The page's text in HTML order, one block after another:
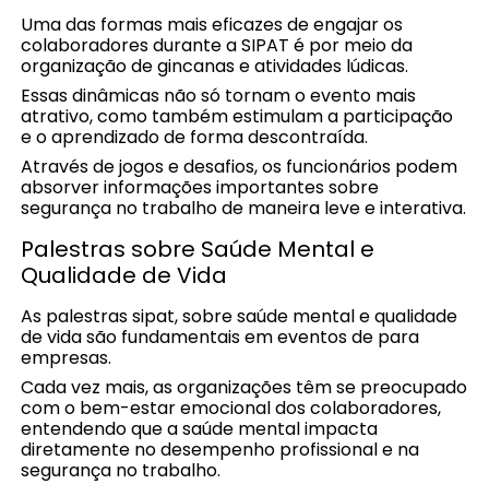
Uma das formas mais eficazes de engajar os
colaboradores durante a SIPAT é por meio da
organização de gincanas e atividades lúdicas.
Essas dinâmicas não só tornam o evento mais
atrativo, como também estimulam a participação
e o aprendizado de forma descontraída.
Através de jogos e desafios, os funcionários podem
absorver informações importantes sobre
segurança no trabalho de maneira leve e interativa.
Palestras sobre Saúde Mental e
Qualidade de Vida
As palestras sipat, sobre saúde mental e qualidade
de vida são fundamentais em eventos de para
empresas.
Cada vez mais, as organizações têm se preocupado
com o bem-estar emocional dos colaboradores,
entendendo que a saúde mental impacta
diretamente no desempenho profissional e na
segurança no trabalho.